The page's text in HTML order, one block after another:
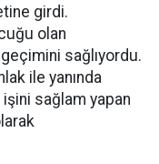
girdi.
olan
sağlıyordu.
ile yanında
sağlam yapan